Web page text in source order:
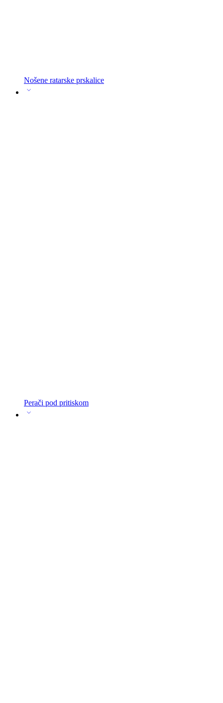
Nošene ratarske prskalice
Perači pod pritiskom